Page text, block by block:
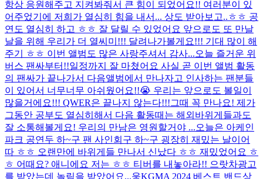
항상 응원해주고 지켜봐줘서 큰 힘이 되었어요!! 여러분이 있
어주었기에 저희가 열심히 힘을 내서... 상도 받아보고..ㅎㅎ 공
연도 열심히 하고 ㅎㅎ 잘 달릴 수 있었어요 앞으로도 또 만날
날을 위해 우리가 더 열씨미!!! 달려나가볼게요!!! 기대 많이 해
주기 ㅎㅎ 이번 앨범도 많은 사랑주셔서 감사...오늘 즐거운 위
버스 팬싸부터!!일정까지 잘 마쳤어요 사실 곧 이번 앨범 활동
의 팬싸가 끝나가서 다음앨범에서 만나자고 인사하는 팬분들
이 있어서 너무너무 아쉬웠어요!!😭 우리는 앞으로도 볼일이
많을거에요!!! QWER은 끝나지 않는다!!!그때 꼭 만나요! 제가
그동안 공부도 열심히해서 다음 활동때는 해외바위게들과도
잘 소통해볼게요! 우리의 만남은 영원할거야 ...오늘은 아케인
파크 공연두 하~구 팬 사인회구 하~구 굉장히 재밌는 날이어
따 ㅎㅎ 오랜만에 바위게들 만나서 신났다 ㅎㅎ 재밌었어요 ㅎ
ㅎ 어때요? 애니에요 저는 ㅎㅎ 티버를 내놓아라!! 으랏차광고
를 받았는데 놀림을 받았어요...웅KGMA 2024 베스트 밴드상